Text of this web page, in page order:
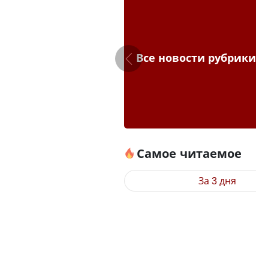
Все новости рубрики
Самое читаемое
За 3 дня